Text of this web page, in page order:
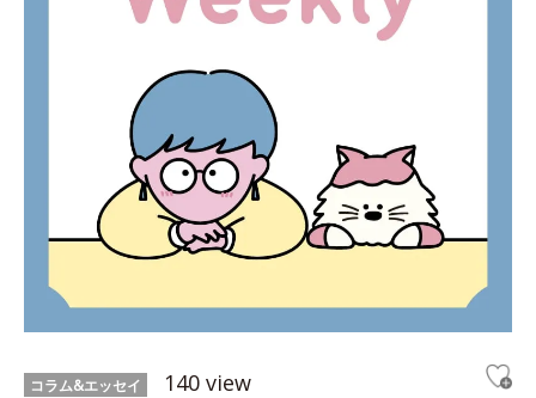
コラム&エッセイ 140 view